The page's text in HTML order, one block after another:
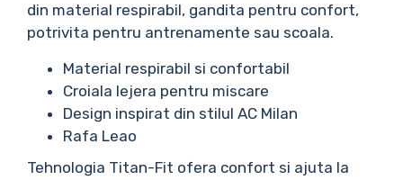
din material respirabil, gandita pentru confort,
potrivita pentru antrenamente sau scoala.
Material respirabil si confortabil
Croiala lejera pentru miscare
Design inspirat din stilul AC Milan
Rafa Leao
Tehnologia Titan-Fit ofera confort si ajuta la